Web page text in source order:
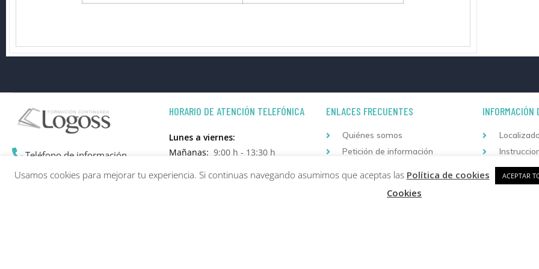
Teléfono de información
953 24 55 00
HORARIO DE ATENCIÓN TELEFÓNICA
Lunes a viernes:
Mañanas: 9:00 h - 13:30 h
16:00 h - 19:00 h
ENLACES FRECUENTES
Quiénes somos
Petición de información
Bolsas de contratación y enlaces
INFORMACIÓN
Usamos cookies para mejorar tu experiencia. Si continuas navegando asumimos que aceptas las Política de cookies ACEPTAR
Cookies